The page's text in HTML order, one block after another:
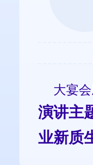
大宴
演讲主
业新质